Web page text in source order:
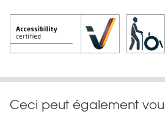
Ceci peut également